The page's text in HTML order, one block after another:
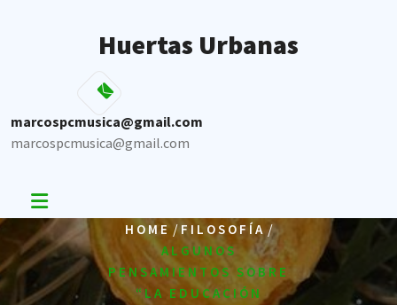
Huertas Urbanas
marcospcmusica@gmail.com
marcospcmusica@gmail.com
HOME / FILOSOFÍA/
ALGUNOS
PENSAMIENTOS SOBRE
“LA EDUCACIÓN